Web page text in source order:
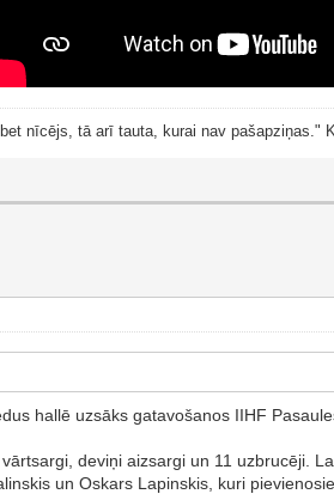
nīcējs, tā arī tauta, kurai nav pašapziņas."
hallē uzsāks gatavošanos IIHF
deviņi aizsargi un 11 uzbrucēji.
un Oskars Lapinskis, kuri